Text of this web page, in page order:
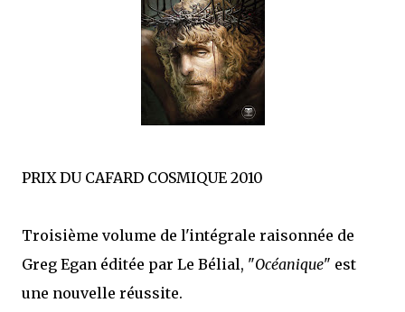
que Thomas connaissait et appréciait Olivier. Marlowe découvre une ville qu’il
ne connaissait pas, habitée par la méfiance, la peur et le rigorisme de la Ligue,
une ville pleine de mystères et de vieilles rancœurs. La Dame d...
PRIX DU CAFARD COSMIQUE 2010
Troisième volume de l'intégrale raisonnée de
Greg Egan éditée par Le Bélial, "Océanique" est
une nouvelle réussite.